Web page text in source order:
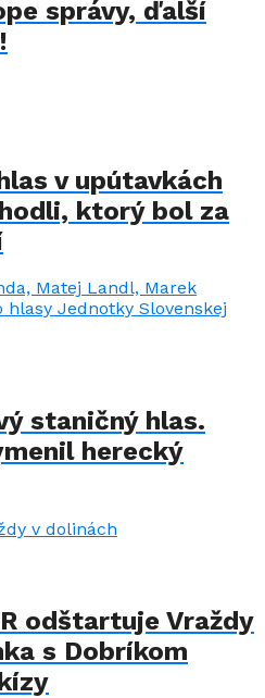
správy, ďalší
v upútavkách
ktorý bol za
staničný hlas.
herecký
odštartuje Vraždy
s Dobríkom